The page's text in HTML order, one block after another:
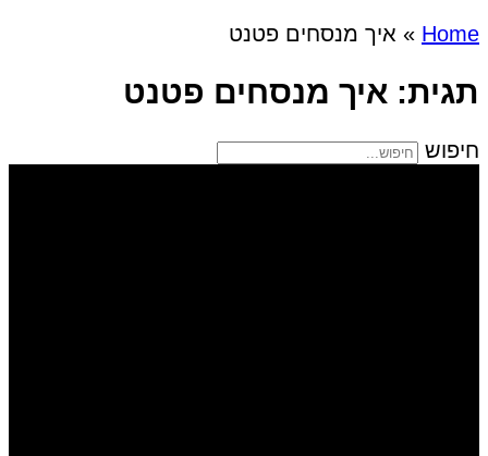
Home
» איך מנסחים פטנט
תגית: איך מנסחים פטנט
חיפוש